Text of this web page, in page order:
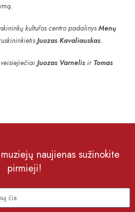
kultūros centro padalinysMenų
Juozas Kavaliauskas.
Juozas Varnelis ir Tomas
naujienas sužinokite
pirmieji!